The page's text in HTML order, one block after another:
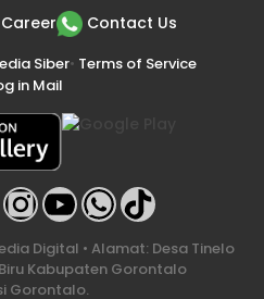
Career Contact Us
Siber• Terms of Service
in Mail
Digital • Alamat: Desa Tinelo
Kabupaten Gorontalo
Gorontalo.